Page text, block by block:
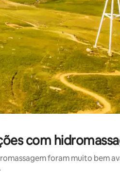
com
foram muito bem